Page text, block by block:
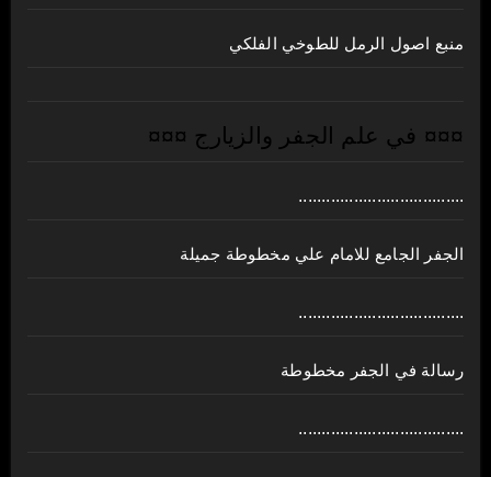
منبع اصول الرمل للطوخي الفلكي
¤¤¤ في علم الجفر والزيارج ¤¤¤
....................................
الجفر الجامع للامام علي مخطوطة جميلة
....................................
رسالة في الجفر مخطوطة
....................................